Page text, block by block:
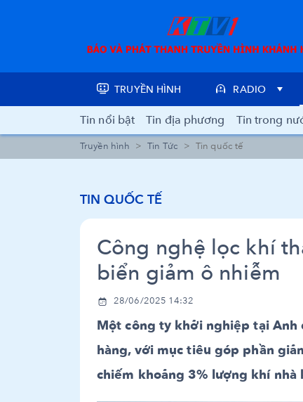
TRUYỀN HÌNH RADIO
Tin nổi bật Tin địa phương Tin trong
Truyền hình Tin Tức Tin quốc tế
TIN QUỐC TẾ
Công nghệ lọc khí
biển giảm ô nhiễm
28/06/2025 14:32
Một công ty khởi nghiệp tại
hàng, với mục tiêu góp phần
chiếm khoảng 3% lượng khí nhà